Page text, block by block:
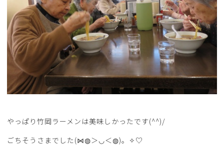
やっぱり竹岡ラーメンは美味しかったです(^^)/
ごちそうさまでした(⋈◍＞◡＜◍)。✧♡